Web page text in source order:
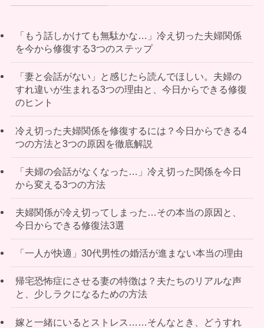
「もう話しかけても無駄かな…」冷え切った夫婦関係
を今から修復する3つのステップ
「妻と会話がない」と感じたら読んでほしい。夫婦の
すれ違いが生まれる3つの理由と、今日からできる修復
のヒント
冷え切った夫婦関係を修復するには？今日からできる4
つの方法と3つの原因を徹底解説
「夫婦の会話がなくなった…」冷え切った関係を今日
から変える3つの方法
夫婦関係が冷え切ってしまった…その本当の原因と、
今日からできる修復法3選
「一人が快適」30代男性の婚活が進まない本当の理由
帰宅恐怖症にさせる妻の特徴は？夫たちのリアルな声
と、少しラクになるための方法
嫁と一緒にいるとストレス……そんなとき、どうすれ